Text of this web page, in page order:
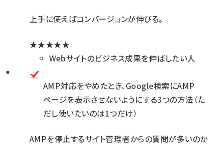
上手に使えばコンバージョンが伸びる。
★★★★★
Webサイトのビジネス成果を伸ばしたい人
AMP対応をやめたとき、Google検索にAMP
ページを表示させないようにする3つの方法（た
だし使いたいのは1つだけ）
AMPを停止するサイト管理者からの質問が多いのか